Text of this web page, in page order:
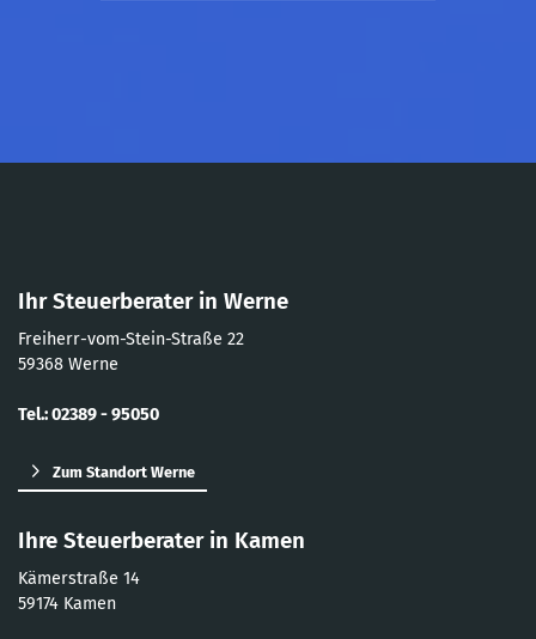
Ihr Steuerberater in Werne
Freiherr-vom-Stein-Straße 22
59368 Werne
Tel.: 02389 - 95050
Zum Standort Werne
Ihre Steuerberater in Kamen
Kämerstraße 14
59174 Kamen